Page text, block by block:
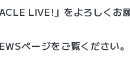
LIVE!」をよろしくお
ページをご覧ください。